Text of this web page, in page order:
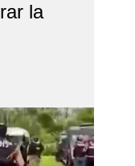
la